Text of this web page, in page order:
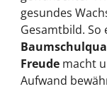
gesundes
Gesamtbild.
Freude macht
Aufwand